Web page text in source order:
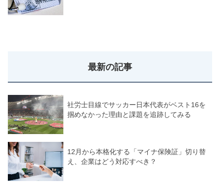
最新の記事
社労士目線でサッカー日本代表がベスト16を
掴めなかった理由と課題を追跡してみる
12月から本格化する「マイナ保険証」切り替
え、企業はどう対応すべき？